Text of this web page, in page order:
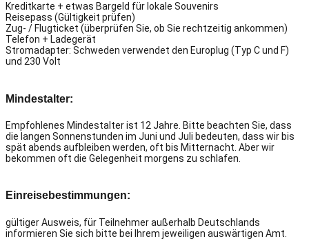
Kreditkarte + etwas Bargeld für lokale Souvenirs
Reisepass (Gültigkeit prüfen)
Zug- / Flugticket (überprüfen Sie, ob Sie rechtzeitig ankommen)
Telefon + Ladegerät
Stromadapter: Schweden verwendet den Europlug (Typ C und F)
und 230 Volt
Mindestalter:
Empfohlenes Mindestalter ist 12 Jahre. Bitte beachten Sie, dass
die langen Sonnenstunden im Juni und Juli bedeuten, dass wir bis
spät abends aufbleiben werden, oft bis Mitternacht. Aber wir
bekommen oft die Gelegenheit morgens zu schlafen.
Einreisebestimmungen:
gültiger Ausweis, für Teilnehmer außerhalb Deutschlands
informieren Sie sich bitte bei Ihrem jeweiligen auswärtigen Amt.